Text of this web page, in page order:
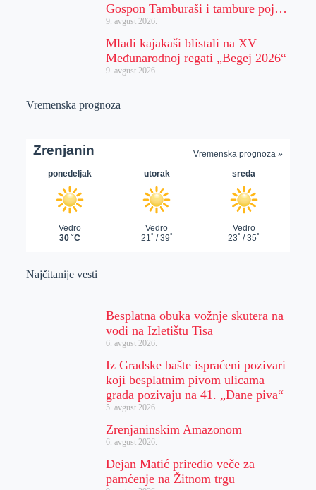
Gospon Tamburaši i tambure poj…
9. avgust 2026.
Mladi kajakaši blistali na XV
Međunarodnoj regati „Begej 2026“
9. avgust 2026.
Vremenska prognoza
Najčitanije vesti
Besplatna obuka vožnje skutera na
vodi na Izletištu Tisa
6. avgust 2026.
Iz Gradske bašte ispraćeni pozivari
koji besplatnim pivom ulicama
grada pozivaju na 41. „Dane piva“
5. avgust 2026.
Zrenjaninskim Amazonom
6. avgust 2026.
Dejan Matić priredio veče za
pamćenje na Žitnom trgu